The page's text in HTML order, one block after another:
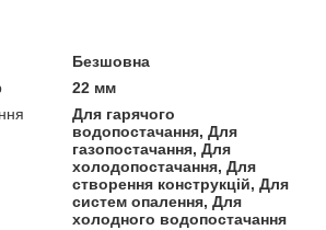
Безшовна
22 мм
Для гарячого
водопостачання, Для
газопостачання, Для
холодопостачання, Для
створення конструкцій, Для
систем опалення, Для
холодного водопостачання